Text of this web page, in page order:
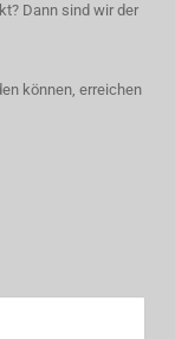
Dann sind wir der
können, erreichen